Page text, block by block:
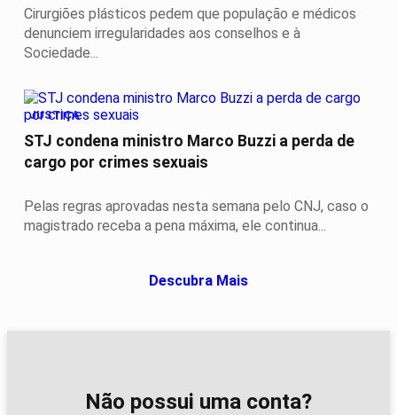
Cirurgiões plásticos pedem que população e médicos
denunciem irregularidades aos conselhos e à
Sociedade...
JUSTIÇA
STJ condena ministro Marco Buzzi a perda de
cargo por crimes sexuais
Pelas regras aprovadas nesta semana pelo CNJ, caso o
magistrado receba a pena máxima, ele continua...
Descubra Mais
Não possui uma conta?